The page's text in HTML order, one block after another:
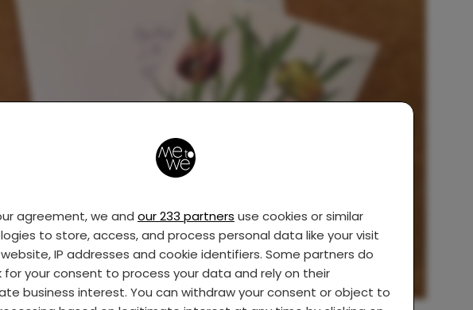
agreement, we and our 233 partners use cookies or similar
to store, access, and process personal data like your visit
IP addresses and cookie identifiers. Some partners do
for your consent to process your data and rely on their
business interest. You can withdraw your consent or object to